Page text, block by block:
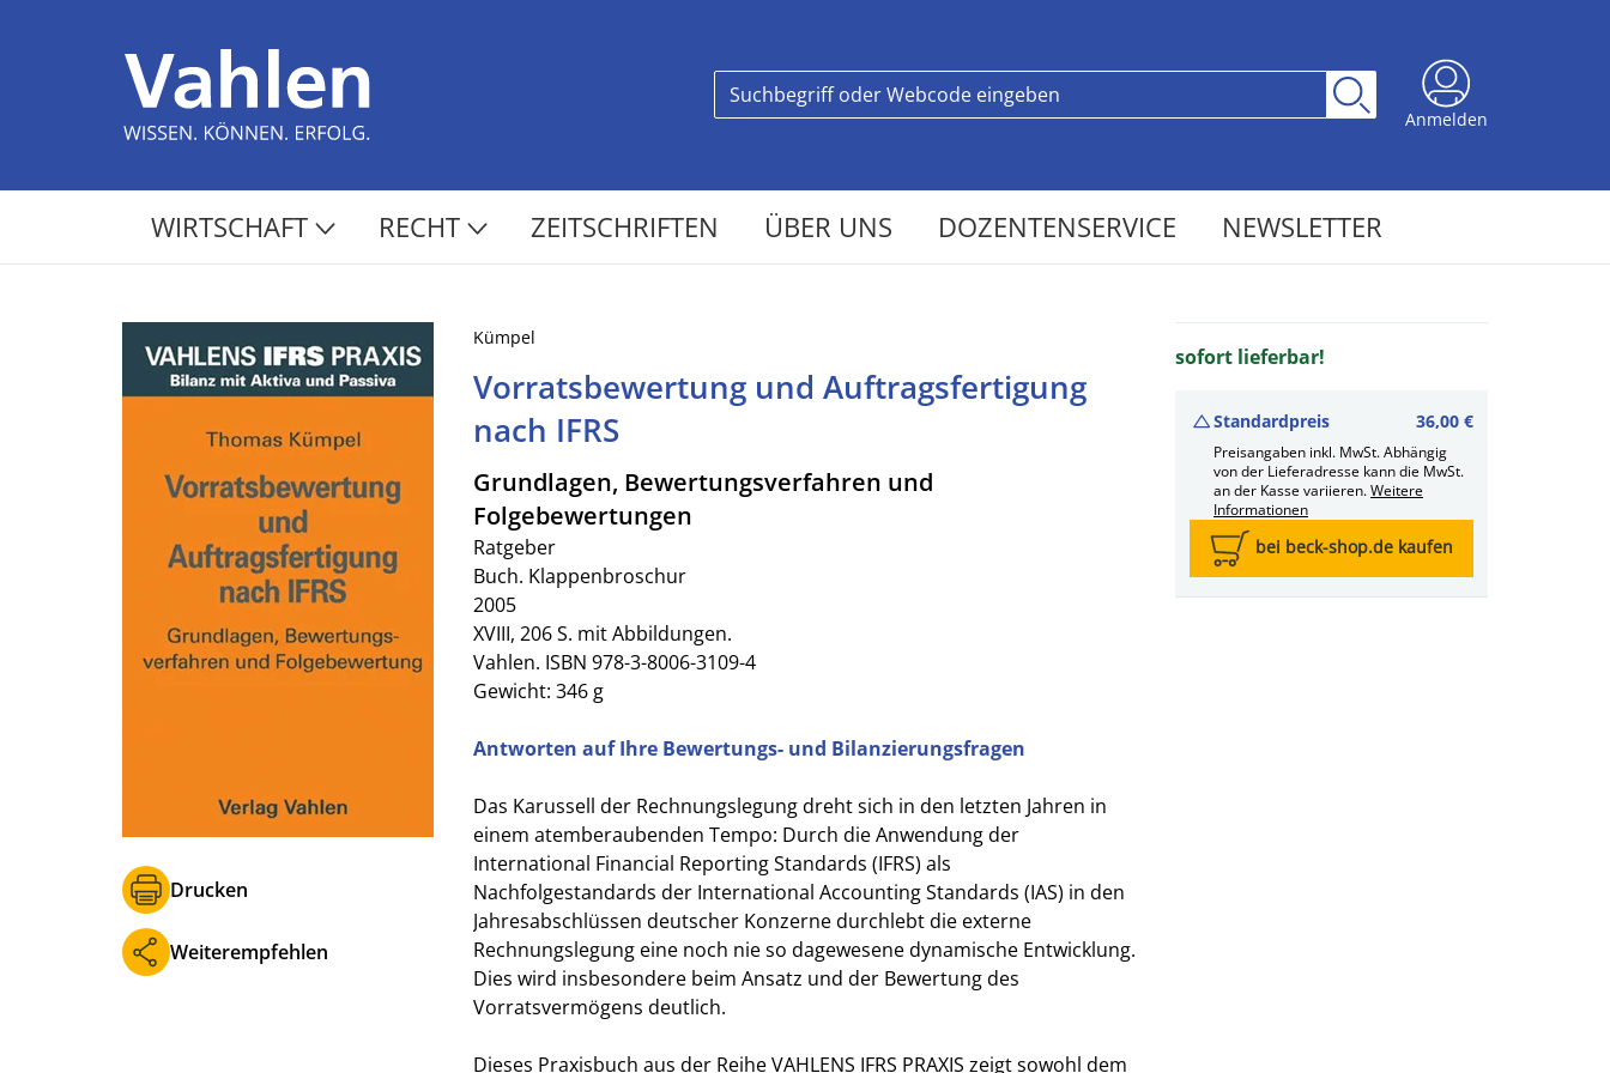
Anmelden
WIRTSCHAFT RECHT ZEITSCHRIFTEN ÜBER UNS DOZENTENSERVICE NEWSLETTER
Drucken
Weiterempfehlen
Kümpel
Vorratsbewertung und Auftragsfertigung
nach IFRS
Grundlagen, Bewertungsverfahren und
Folgebewertungen
Ratgeber
Buch. Klappenbroschur
2005
XVIII, 206 S. mit Abbildungen.
Vahlen. ISBN 978-3-8006-3109-4
Gewicht: 346 g
Antworten auf Ihre Bewertungs- und Bilanzierungsfragen
Das Karussell der Rechnungslegung dreht sich in den letzten Jahren in
einem atemberaubenden Tempo: Durch die Anwendung der
International Financial Reporting Standards (IFRS) als
Nachfolgestandards der International Accounting Standards (IAS) in den
Jahresabschlüssen deutscher Konzerne durchlebt die externe
Rechnungslegung eine noch nie so dagewesene dynamische Entwicklung.
Dies wird insbesondere beim Ansatz und der Bewertung des
Vorratsvermögens deutlich.
Dieses Praxisbuch aus der Reihe VAHLENS IFRS PRAXIS zeigt sowohl dem
sofort lieferbar!
Standardpreis 36,00 €
Preisangaben inkl. MwSt. Abhängig
von der Lieferadresse kann die MwSt.
an der Kasse variieren.Weitere
Informationen
bei beck-shop.de kaufen